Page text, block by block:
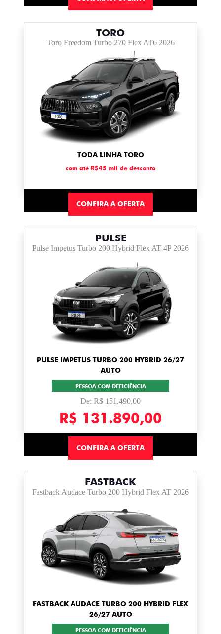
TORO
Toro Freedom Turbo 270 Flex AT6 2026
TODA LINHA TORO
com até R$45 mil de desconto
CONFIRA A OFERTA
PULSE
Pulse Impetus Turbo 200 Hybrid Flex AT 4P 2026
PULSE IMPETUS TURBO 200 HYBRID 26/27
AUTO
PESSOA COM DEFICIÊNCIA
De: R$ 151.490,00
R$ 131.890,00
CONFIRA A OFERTA
FASTBACK
Fastback Audace Turbo 200 Hybrid Flex AT 2026
FASTBACK AUDACE TURBO 200 HYBRID FLEX
26/27 AUTO
PESSOA COM DEFICIÊNCIA